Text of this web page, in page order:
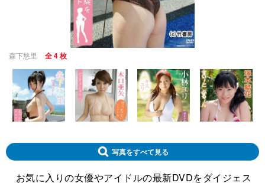
森下悠里 全 4 枚
写真をすべて見る
お気に入りの女優やアイドルの最新DVDをダイジェス